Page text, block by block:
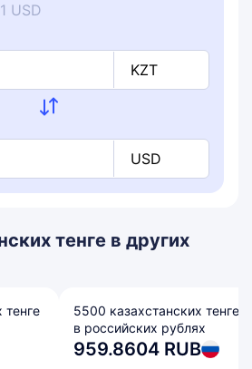
USD
KZT
USD
тенге в других
тенге
5500 казахстанских тенге
в российских рублях
959.8604 RUB